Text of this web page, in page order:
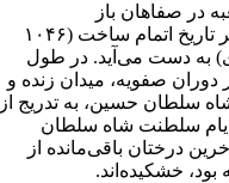
صفاهان باز
با محاسبهٔ حروف ابجد مصراع دوم این شعر تاریخ اتمام ساخت (۱۰۴۶
۱۰۱۵ شمسی و ۱۶۳۶ میلادی) به دست می‌آید. در طول
صفویه، میدان زنده و
سلطان حسین، به تدریج از
سلطنت شاه سلطان
درختان باقی‌مانده از
خشکیده‌اند.